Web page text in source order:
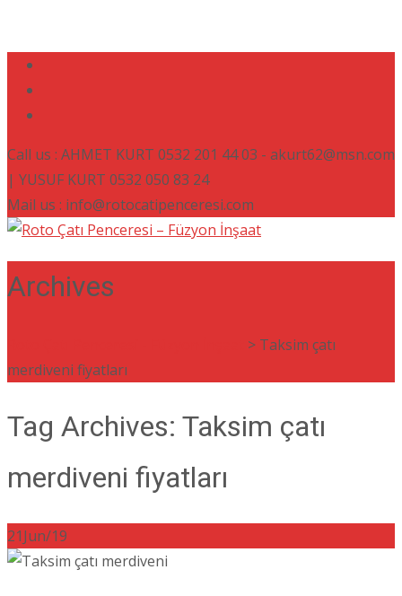
Call us : AHMET KURT 0532 201 44 03 - akurt62@msn.com
| YUSUF KURT 0532 050 83 24
Mail us : info@rotocatipenceresi.com
Archives
> Taksim çatı
merdiveni fiyatları
Tag Archives: Taksim çatı
merdiveni fiyatları
21Jun/19